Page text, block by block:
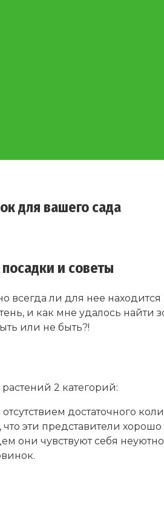
для вашего сада
и советы
ли для нее
и как мне удалось
или не быть?!
2 категорий:
достаточного
эти представители
они чувствуют себя